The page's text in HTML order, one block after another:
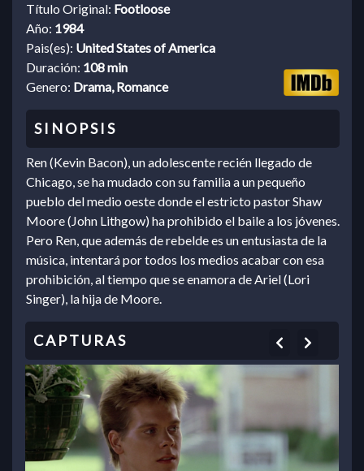
Título Original: Footloose
Año: 1984
Pais(es): United States of America
Duración: 108 min
Genero: Drama, Romance
Ren (Kevin Bacon), un adolescente recién llegado de
Chicago, se ha mudado con su familia a un pequeño
pueblo del medio oeste donde el estricto pastor Shaw
Moore (John Lithgow) ha prohibido el baile a los jóvenes.
Pero Ren, que además de rebelde es un entusiasta de la
música, intentará por todos los medios acabar con esa
prohibición, al tiempo que se enamora de Ariel (Lori
Singer), la hija de Moore.
Previous